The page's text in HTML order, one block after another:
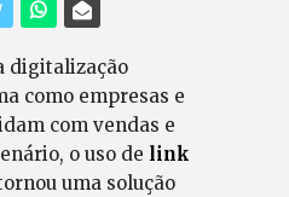
digitalização
como empresas e
com vendas e
o uso de link
uma solução